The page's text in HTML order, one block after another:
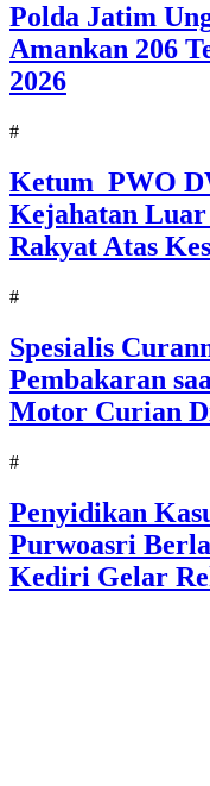
Polda Jatim
Amankan 206
2026
#
Ketum PWO
Kejahatan Luar
Rakyat Atas
#
Spesialis
Pembakaran
Motor Curian
#
Penyidikan
Purwoasri
Kediri Gelar